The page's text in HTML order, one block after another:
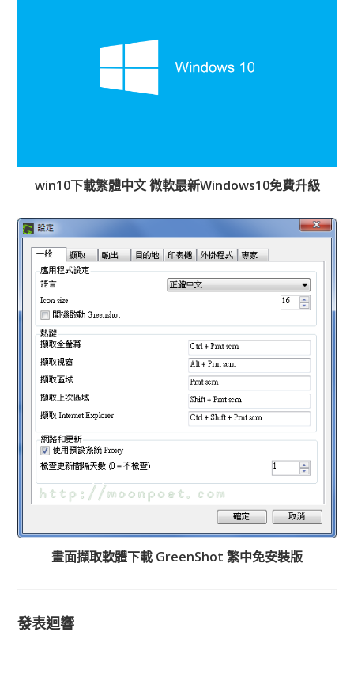
win10下載繁體中文 微軟最新Windows10免費升級
畫面擷取軟體下載 GreenShot 繁中免安裝版
發表迴響